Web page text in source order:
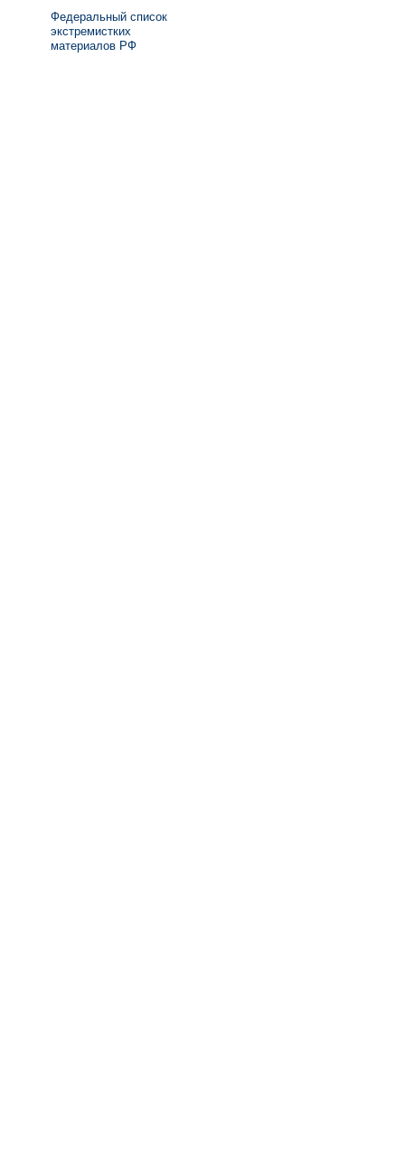
Федеральный список
экстремистких
материалов РФ